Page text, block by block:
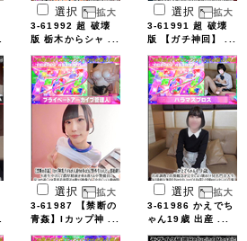
選択
3-61992 超 破壊
版 栃木からシャ ...
選択
3-61991 超 破壊
版 【ガチ神回】 ...
選択
3-61987 【禁断の
青姦】Iカップ神 ...
選択
3-61986 かえでち
ゃん19歳 出産 ...